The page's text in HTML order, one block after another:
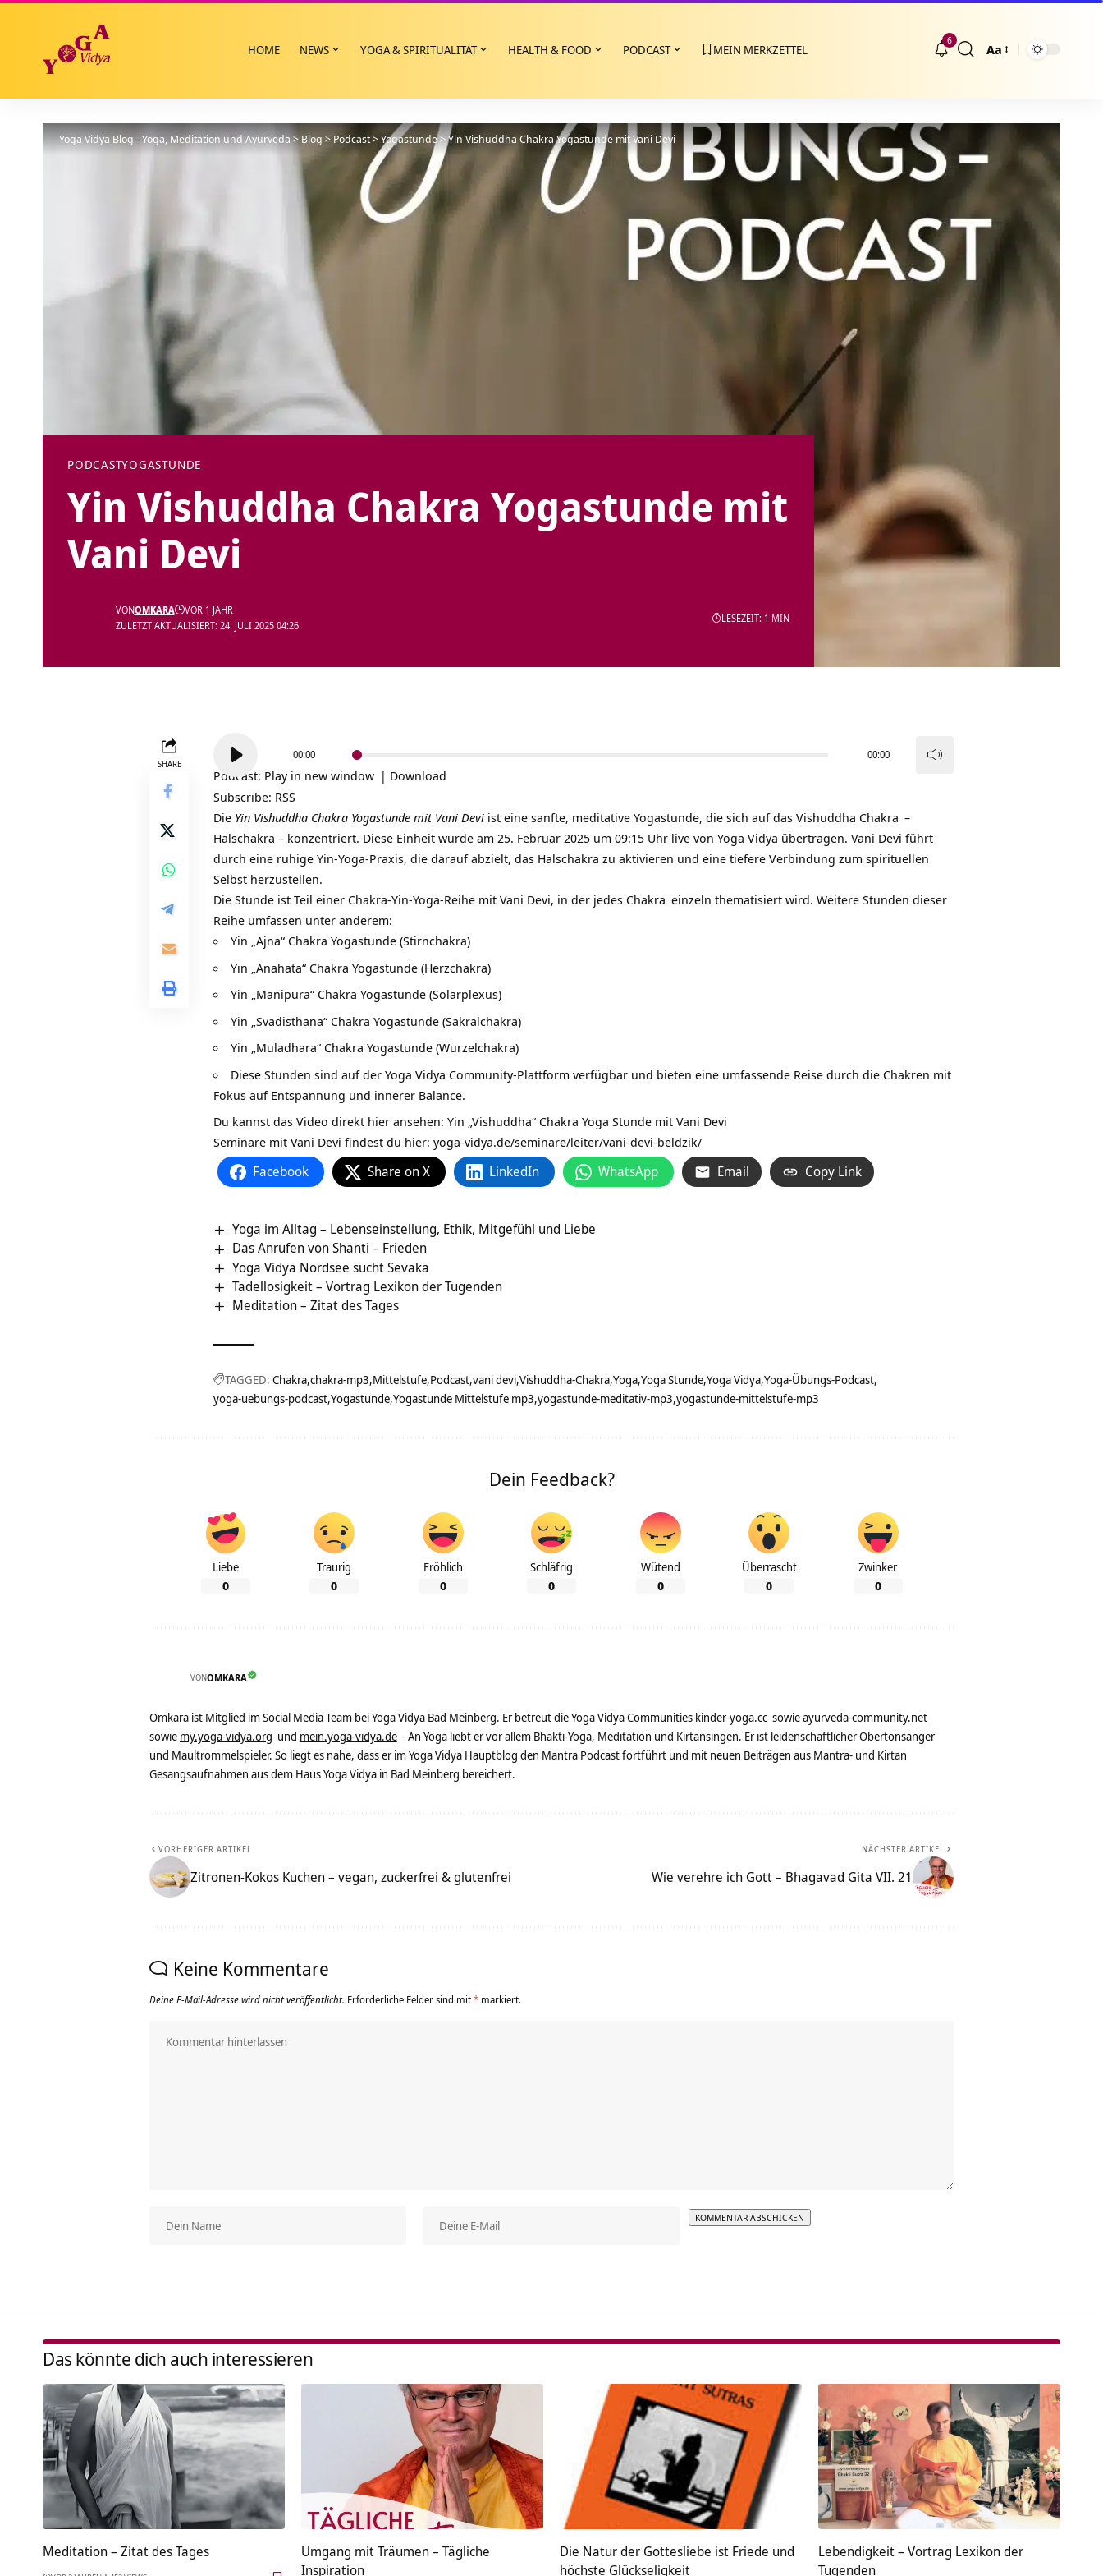
HOME NEWS YOGA & SPIRITUALITÄT HEALTH & FOOD PODCAST MEIN MERKZETTEL
6
Größenänderung
Aa
Yoga Vidya Blog - Yoga, Meditation und Ayurveda>Blog > Podcast>Yogastunde>Yin Vishuddha Chakra Yogastunde mit Vani Devi
PODCASTYOGASTUNDE
Yin Vishuddha Chakra Yogastunde mit
Vani Devi
ZULETZT AKTUALISIERT: 24. JULI 2025 04:26
VONOMKARA VOR 1 JAHR
LESEZEIT: 1 MIN
SHARE
Player
00:00 00:00
Podcast: Play in new window | Download
Subscribe: RSS
Die Yin Vishuddha Chakra Yogastunde mit Vani Devi ist eine sanfte, meditative Yogastunde, die sich auf das Vishuddha Chakra –
Halschakra – konzentriert. Diese Einheit wurde am 25. Februar 2025 um 09:15 Uhr live von Yoga Vidya übertragen. Vani Devi führt
durch eine ruhige Yin-Yoga-Praxis, die darauf abzielt, das Halschakra zu aktivieren und eine tiefere Verbindung zum spirituellen
Selbst herzustellen.
Die Stunde ist Teil einer Chakra-Yin-Yoga-Reihe mit Vani Devi, in der jedes Chakra einzeln thematisiert wird. Weitere Stunden dieser
Reihe umfassen unter anderem:
Yin „Ajna“ Chakra Yogastunde (Stirnchakra)
Yin „Anahata“ Chakra Yogastunde (Herzchakra)
Yin „Manipura“ Chakra Yogastunde (Solarplexus)
Yin „Svadisthana“ Chakra Yogastunde (Sakralchakra)
Yin „Muladhara“ Chakra Yogastunde (Wurzelchakra)
Diese Stunden sind auf der Yoga Vidya Community-Plattform verfügbar und bieten eine umfassende Reise durch die Chakren mit
Fokus auf Entspannung und innerer Balance.
Du kannst das Video direkt hier ansehen: Yin „Vishuddha“ Chakra Yoga Stunde mit Vani Devi
Seminare mit Vani Devi findest du hier: yoga-vidya.de/seminare/leiter/vani-devi-beldzik/
Facebook Share on X LinkedIn WhatsApp Email Copy Link
Yoga im Alltag – Lebenseinstellung, Ethik, Mitgefühl und Liebe
Das Anrufen von Shanti – Frieden
Yoga Vidya Nordsee sucht Sevaka
Tadellosigkeit – Vortrag Lexikon der Tugenden
Meditation – Zitat des Tages
TAGGED: Chakra chakra-mp3 Mittelstufe Podcast vani devi Vishuddha-Chakra Yoga Yoga Stunde Yoga Vidya Yoga-Übungs-Podcast
yoga-uebungs-podcast Yogastunde Yogastunde Mittelstufe mp3 yogastunde-meditativ-mp3 yogastunde-mittelstufe-mp3
Dein Feedback?
Liebe
0
Traurig
0
Fröhlich
0
Schläfrig
0
Wütend
0
Überrascht
0
Zwinker
0
VONOMKARA
Omkara ist Mitglied im Social Media Team bei Yoga Vidya Bad Meinberg. Er betreut die Yoga Vidya Communities kinder-yoga.cc sowieayurveda-community.net
sowie my.yoga-vidya.org und mein.yoga-vidya.de - An Yoga liebt er vor allem Bhakti-Yoga, Meditation und Kirtansingen. Er ist leidenschaftlicher Obertonsänger
und Maultrommelspieler. So liegt es nahe, dass er im Yoga Vidya Hauptblog den Mantra Podcast fortführt und mit neuen Beiträgen aus Mantra- und Kirtan
Gesangsaufnahmen aus dem Haus Yoga Vidya in Bad Meinberg bereichert.
VORHERIGER ARTIKEL
Zitronen-Kokos Kuchen – vegan, zuckerfrei & glutenfrei
NÄCHSTER ARTIKEL
Wie verehre ich Gott – Bhagavad Gita VII. 21
Keine Kommentare
Deine E-Mail-Adresse wird nicht veröffentlicht. Erforderliche Felder sind mit* markiert.
Das könnte dich auch interessieren
Meditation – Zitat des Tages
Umgang mit Träumen – Tägliche
Inspiration
Die Natur der Gottesliebe ist Friede und
höchste Glückseligkeit
Lebendigkeit – Vortrag Lexikon der
Tugenden